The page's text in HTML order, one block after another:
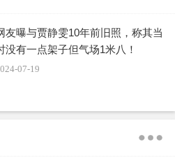
友曝与贾静雯10年前旧照，称其当
没有一点架子但气场1米八！
07-19